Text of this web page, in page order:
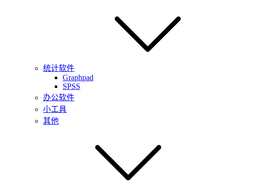
统计软件
Graphpad
SPSS
办公软件
小工具
其他